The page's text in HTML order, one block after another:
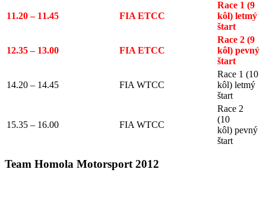
11.20 – 11.45 FIA ETCC
Race 1 (9
kôl) letmý
štart
12.35 – 13.00 FIA ETCC
Race 2 (9
kôl) pevný
štart
14.20 – 14.45 FIA WTCC
Race 1 (10
kôl) letmý
štart
15.35 – 16.00 FIA WTCC
Race 2
(10
kôl) pevný
štart
Team Homola Motorsport 2012